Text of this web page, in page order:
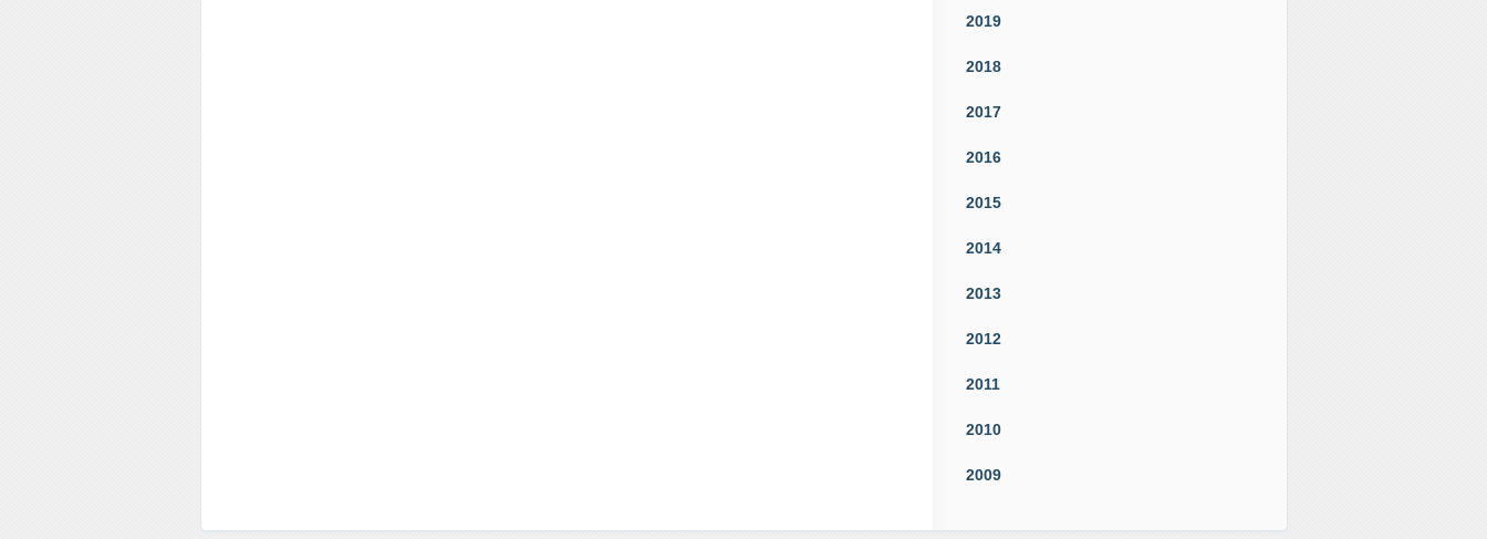
2019
2018
2017
2016
2015
2014
2013
2012
2011
2010
2009